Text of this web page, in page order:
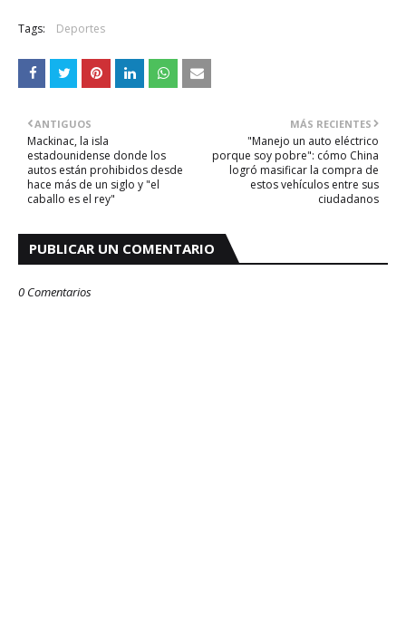
Tags: Deportes
MÁS RECIENTES
"Manejo un auto eléctrico
porque soy pobre": cómo China
logró masificar la compra de
estos vehículos entre sus
ciudadanos
ANTIGUOS
Mackinac, la isla
estadounidense donde los
autos están prohibidos desde
hace más de un siglo y "el
caballo es el rey"
PUBLICAR UN COMENTARIO
0 Comentarios